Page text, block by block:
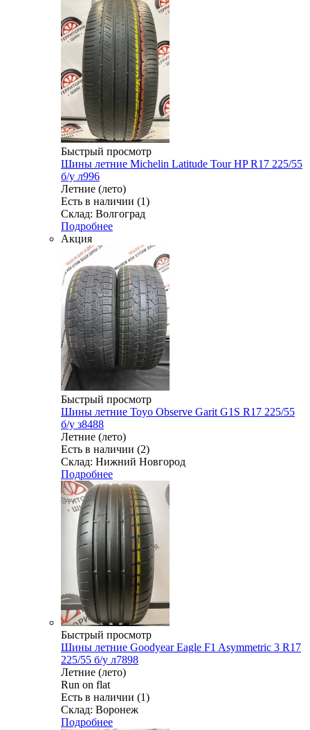
Быстрый просмотр
Шины летние Michelin Latitude Tour HP R17 225/55
б/у л996
Летние (лето)
Есть в наличии (1)
Склад: Волгоград
Подробнее
Акция
Быстрый просмотр
Шины летние Toyo Observe Garit G1S R17 225/55
б/у з8488
Летние (лето)
Есть в наличии (2)
Склад: Нижний Новгород
Подробнее
Быстрый просмотр
Шины летние Goodyear Eagle F1 Asymmetric 3 R17
225/55 б/у л7898
Летние (лето)
Run on flat
Есть в наличии (1)
Склад: Воронеж
Подробнее